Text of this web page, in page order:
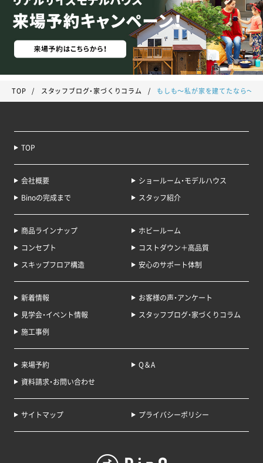
TOP スタッフブログ・家づくりコラム もしも～私が家を建てたなら～
TOP
会社概要
Binoの完成まで
ショールーム・モデルハウス
スタッフ紹介
商品ラインナップ
コンセプト
スキップフロア構造
ホビールーム
コストダウン＋高品質
安心のサポート体制
新着情報
見学会・イベント情報
施工事例
お客様の声・アンケート
スタッフブログ・家づくりコラム
来場予約
資料請求・お問い合わせ
Q＆A
サイトマップ プライバシーポリシー